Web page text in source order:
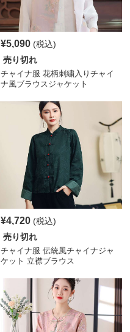
¥5,090 (税込)
売り切れ
チャイナ服 花柄刺繍入りチャイ
ナ風ブラウスジャケット
¥4,720 (税込)
売り切れ
チャイナ服 伝統風チャイナジャ
ケット 立襟ブラウス